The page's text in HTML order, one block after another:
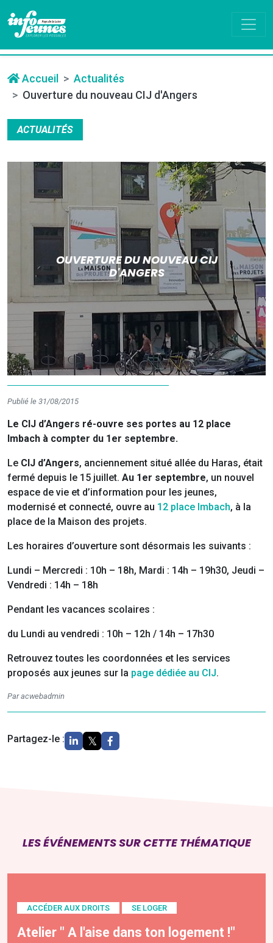
Accueil
Actualités
Ouverture du nouveau CIJ d'Angers
ACTUALITÉS
OUVERTURE DU NOUVEAU CIJ
D'ANGERS
Publié le 31/08/2015
Le CIJ d’Angers ré-ouvre ses portes au 12 place
Imbach à compter du 1er septembre.
Le CIJ d’Angers, anciennement situé allée du Haras, était
fermé depuis le 15 juillet. Au 1er septembre, un nouvel
espace de vie et d’information pour les jeunes,
modernisé et connecté, ouvre au 12 place Imbach, à la
place de la Maison des projets.
Les horaires d’ouverture sont désormais les suivants :
Lundi – Mercredi : 10h – 18h, Mardi : 14h – 19h30, Jeudi –
Vendredi : 14h – 18h
Pendant les vacances scolaires :
du Lundi au vendredi : 10h – 12h / 14h – 17h30
Retrouvez toutes les coordonnées et les services
proposés aux jeunes sur la page dédiée au CIJ.
Par acwebadmin
Partagez-le :
LES ÉVÉNEMENTS SUR CETTE THÉMATIQUE
ACCÉDER AUX DROITS SE LOGER
Atelier " A l'aise dans ton logement !"